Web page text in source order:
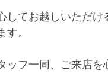
してお越しいただけ
す。
ッフ一同、ご来店を